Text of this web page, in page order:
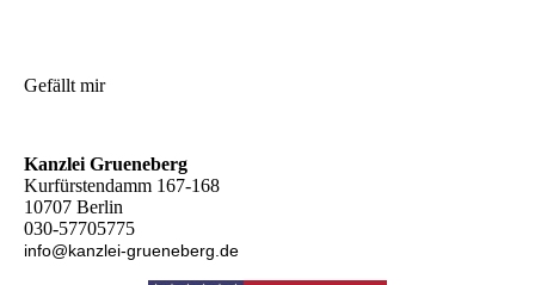
Gefällt mir
Kanzlei Grueneberg
Kurfürstendamm 167-168
10707 Berlin
030-57705775
info@kanzlei-grueneberg.de